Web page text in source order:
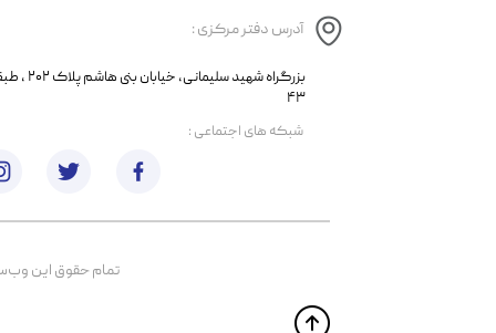
آدرس دفتر مرکزی :
​​بزرگراه شهید
۴۳
تمام حقوق اين
​شبکه های اجتماعی :